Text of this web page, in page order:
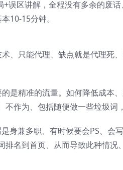
误区讲解，全程没有多余的废
10-15分钟。
、只能代理、缺点就是代理死
是精准的流量。如何降低成本
作为、包括随便做一些垃圾词
身兼多职、有时候要会PS、会
排名到首页、从而导致此种情况